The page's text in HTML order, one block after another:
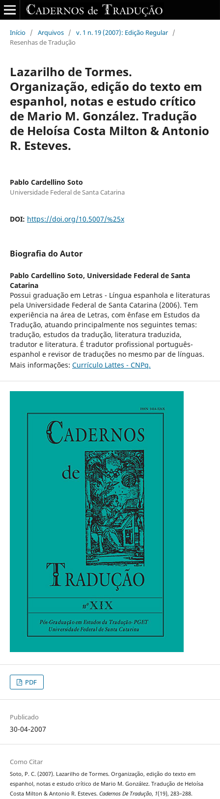
Início / Arquivos / v. 1 n. 19 (2007): Edição Regular /
Resenhas de Tradução
Lazarilho de Tormes.
Organização, edição do texto em
espanhol, notas e estudo crítico
de Mario M. González. Tradução
de Heloísa Costa Milton & Antonio
R. Esteves.
Pablo Cardellino Soto
Universidade Federal de Santa Catarina
DOI: https://doi.org/10.5007/%25x
Biografia do Autor
Pablo Cardellino Soto, Universidade Federal de Santa
Catarina
Possui graduação em Letras - Língua espanhola e literaturas
pela Universidade Federal de Santa Catarina (2006). Tem
experiência na área de Letras, com ênfase em Estudos da
Tradução, atuando principalmente nos seguintes temas:
tradução, estudos da tradução, literatura traduzida,
tradutor e literatura. É tradutor profissional português-
espanhol e revisor de traduções no mesmo par de línguas.
Mais informações: Currículo Lattes - CNPq.
PDF
Publicado
30-04-2007
Como Citar
Soto, P. C. (2007). Lazarilho de Tormes. Organização, edição do texto em
espanhol, notas e estudo crítico de Mario M. González. Tradução de Heloísa
Costa Milton & Antonio R. Esteves. Cadernos De Tradução, 1(19), 283–288.